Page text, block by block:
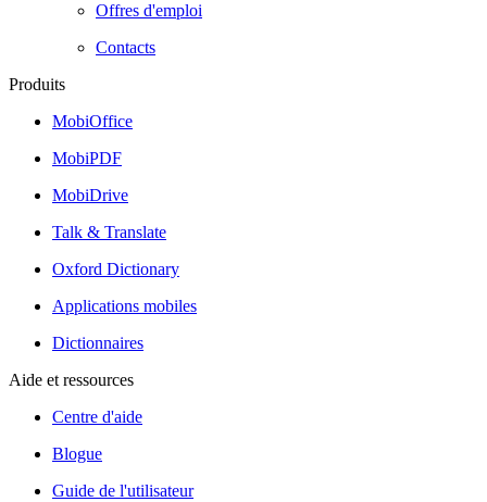
Offres d'emploi
Contacts
Produits
MobiOffice
MobiPDF
MobiDrive
Talk & Translate
Oxford Dictionary
Applications mobiles
Dictionnaires
Aide et ressources
Centre d'aide
Blogue
Guide de l'utilisateur